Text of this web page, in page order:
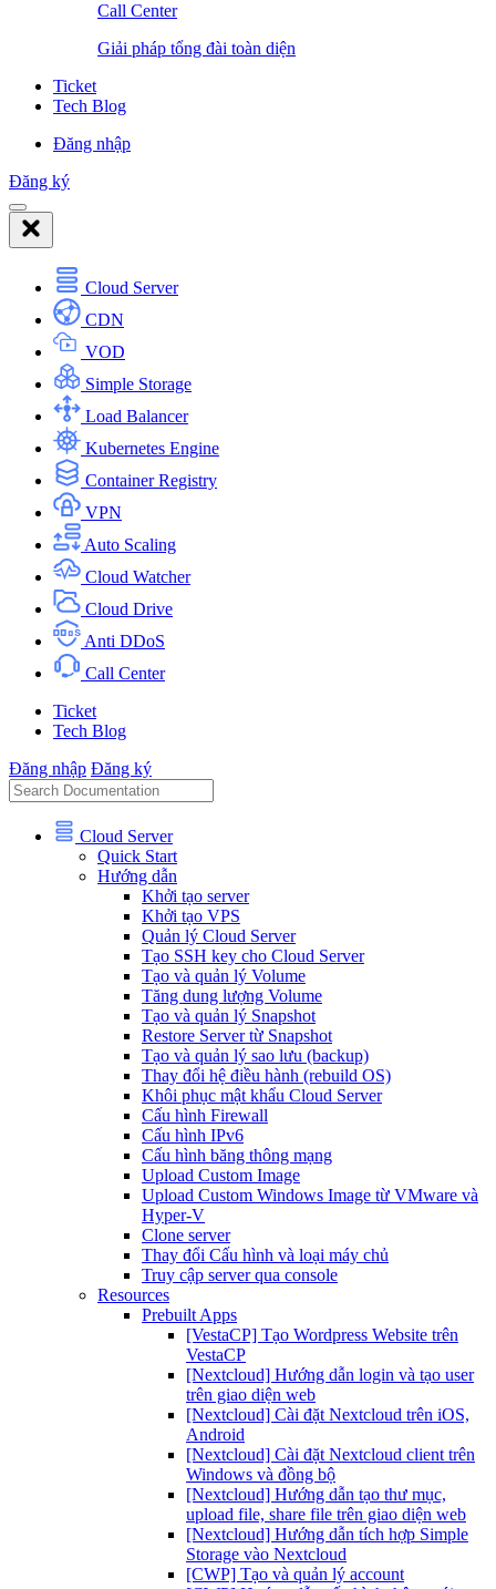
Call Center
Giải pháp tổng đài toàn diện
Ticket
Tech Blog
Đăng nhập
Đăng ký
Cloud Server
CDN
VOD
Simple Storage
Load Balancer
Kubernetes Engine
Container Registry
VPN
Auto Scaling
Cloud Watcher
Cloud Drive
Anti DDoS
Call Center
Ticket
Tech Blog
Đăng nhập Đăng ký
Cloud Server
Quick Start
Hướng dẫn
Khởi tạo server
Khởi tạo VPS
Quản lý Cloud Server
Tạo SSH key cho Cloud Server
Tạo và quản lý Volume
Tăng dung lượng Volume
Tạo và quản lý Snapshot
Restore Server từ Snapshot
Tạo và quản lý sao lưu (backup)
Thay đổi hệ điều hành (rebuild OS)
Khôi phục mật khẩu Cloud Server
Cấu hình Firewall
Cấu hình IPv6
Cấu hình băng thông mạng
Upload Custom Image
Upload Custom Windows Image từ VMware và
Hyper-V
Clone server
Thay đổi Cấu hình và loại máy chủ
Truy cập server qua console
Resources
Prebuilt Apps
[VestaCP] Tạo Wordpress Website trên
VestaCP
[Nextcloud] Hướng dẫn login và tạo user
trên giao diện web
[Nextcloud] Cài đặt Nextcloud trên iOS,
Android
[Nextcloud] Cài đặt Nextcloud client trên
Windows và đồng bộ
[Nextcloud] Hướng dẫn tạo thư mục,
upload file, share file trên giao diện web
[Nextcloud] Hướng dẫn tích hợp Simple
Storage vào Nextcloud
[CWP] Tạo và quản lý account